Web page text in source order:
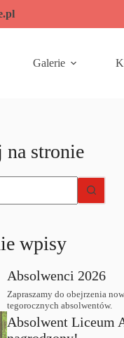
Galerie
na stronie
wpisy
Absolwenci 2026
Zapraszamy do obejrzenia
tegorocznych absolwentów.
Absolwent Liceum